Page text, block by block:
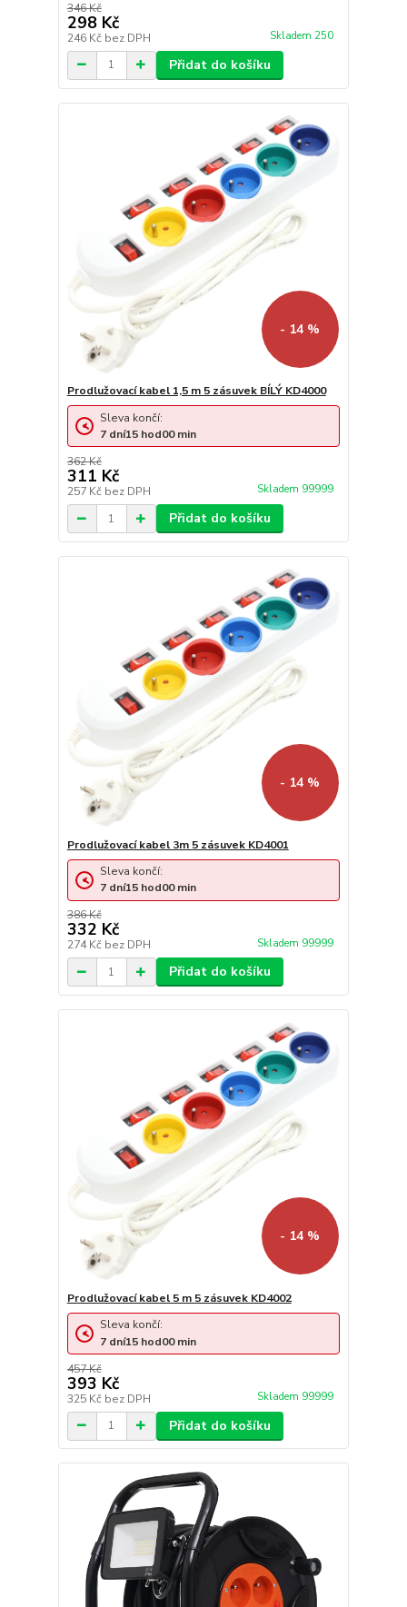
346 Kč
298 Kč
246 Kč bez DPH Skladem 250
Přidat do košíku
- 14 %
Prodlužovací kabel 1,5 m 5 zásuvek BÍLÝ KD4000
362 Kč
311 Kč
257 Kč bez DPH Skladem 99999
Sleva končí:
7 dní15 hod00min
Přidat do košíku
- 14 %
Prodlužovací kabel 3m 5 zásuvek KD4001
386 Kč
332 Kč
274 Kč bez DPH Skladem 99999
Sleva končí:
7 dní15 hod00min
Přidat do košíku
- 14 %
Prodlužovací kabel 5 m 5 zásuvek KD4002
457 Kč
393 Kč
325 Kč bez DPH Skladem 99999
Sleva končí:
7 dní15 hod00min
Přidat do košíku